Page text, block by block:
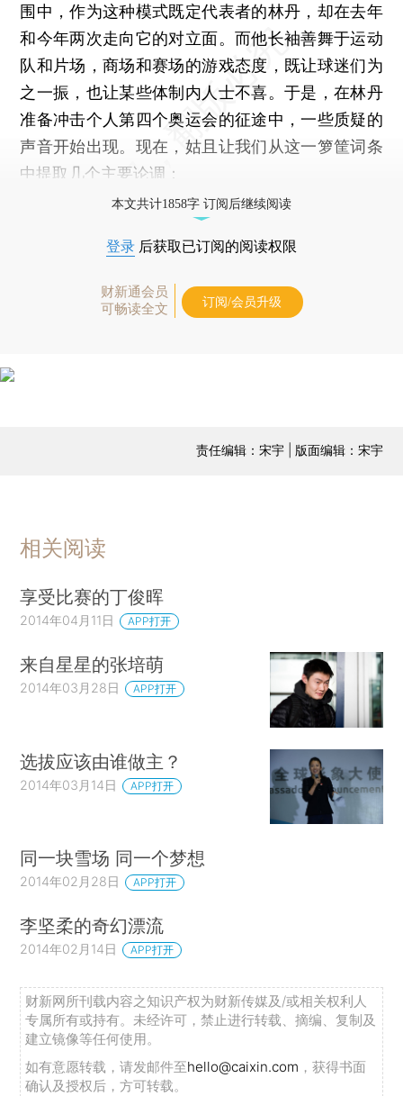
围中，作为这种模式既定代表者的林丹，却在去年
和今年两次走向它的对立面。而他长袖善舞于运动
队和片场，商场和赛场的游戏态度，既让球迷们为
之一振，也让某些体制内人士不喜。于是，在林丹
准备冲击个人第四个奥运会的征途中，一些质疑的
声音开始出现。现在，姑且让我们从这一箩筐词条
中提取几个主要论调：
本文共计1858字 订阅后继续阅读
登录 后获取已订阅的阅读权限
财新通会员
可畅读全文
订阅/会员升级
责任编辑：宋宇 | 版面编辑：宋宇
相关阅读
享受比赛的丁俊晖
2014年04月11日 APP打开
来自星星的张培萌
2014年03月28日 APP打开
选拔应该由谁做主？
2014年03月14日 APP打开
同一块雪场 同一个梦想
2014年02月28日 APP打开
李坚柔的奇幻漂流
2014年02月14日 APP打开
财新网所刊载内容之知识产权为财新传媒及/或相关权利人
专属所有或持有。未经许可，禁止进行转载、摘编、复制及
建立镜像等任何使用。
如有意愿转载，请发邮件至hello@caixin.com ，获得书面
确认及授权后，方可转载。